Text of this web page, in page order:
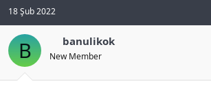
18 Şub 2022
B banulikok
New Member